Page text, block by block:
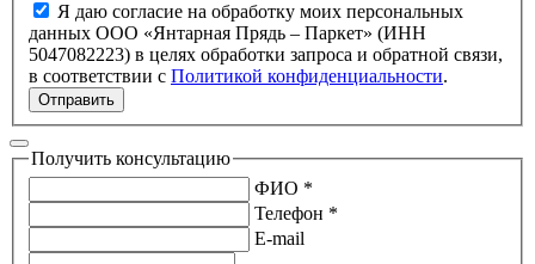
Я даю согласие на обработку моих персональных
данных ООО «Янтарная Прядь – Паркет» (ИНН
5047082223) в целях обработки запроса и обратной связи,
в соответствии с Политикой конфиденциальности.
Отправить
Получить консультацию
ФИО *
Телефон *
E-mail